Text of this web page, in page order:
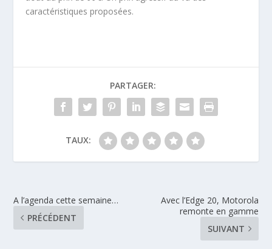
caractéristiques proposées.
PARTAGER:
TAUX:
A l’agenda cette semaine…
PRÉCÉDENT
Avec l’Edge 20, Motorola
remonte en gamme
SUIVANT